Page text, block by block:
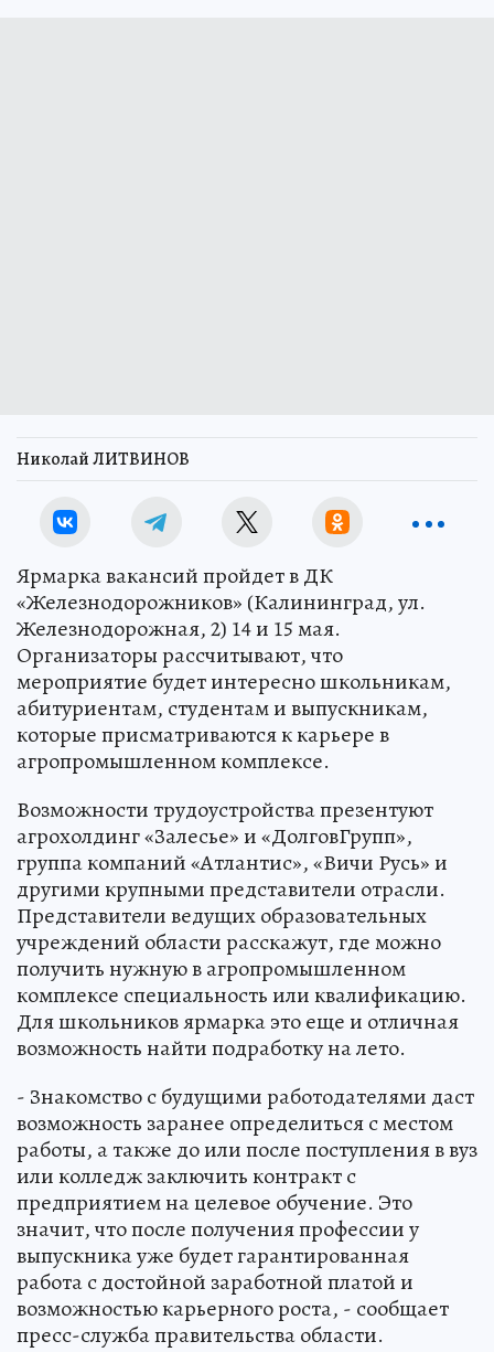
Николай ЛИТВИНОВ
Ярмарка вакансий пройдет в ДК
«Железнодорожников» (Калининград, ул.
Железнодорожная, 2) 14 и 15 мая.
Организаторы рассчитывают, что
мероприятие будет интересно школьникам,
абитуриентам, студентам и выпускникам,
которые присматриваются к карьере в
агропромышленном комплексе.
Возможности трудоустройства презентуют
агрохолдинг «Залесье» и «ДолговГрупп»,
группа компаний «Атлантис», «Вичи Русь» и
другими крупными представители отрасли.
Представители ведущих образовательных
учреждений области расскажут, где можно
получить нужную в агропромышленном
комплексе специальность или квалификацию.
Для школьников ярмарка это еще и отличная
возможность найти подработку на лето.
- Знакомство с будущими работодателями даст
возможность заранее определиться с местом
работы, а также до или после поступления в вуз
или колледж заключить контракт с
предприятием на целевое обучение. Это
значит, что после получения профессии у
выпускника уже будет гарантированная
работа с достойной заработной платой и
возможностью карьерного роста, - сообщает
пресс-служба правительства области.